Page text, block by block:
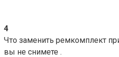
4
Что заменить ремкомплект
вы не снимете .